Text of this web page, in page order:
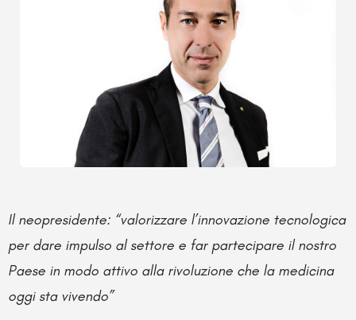
Il neopresidente: “valorizzare l’innovazione tecnologica
per dare impulso al settore e far partecipare il nostro
Paese in modo attivo alla rivoluzione che la medicina
oggi sta vivendo”